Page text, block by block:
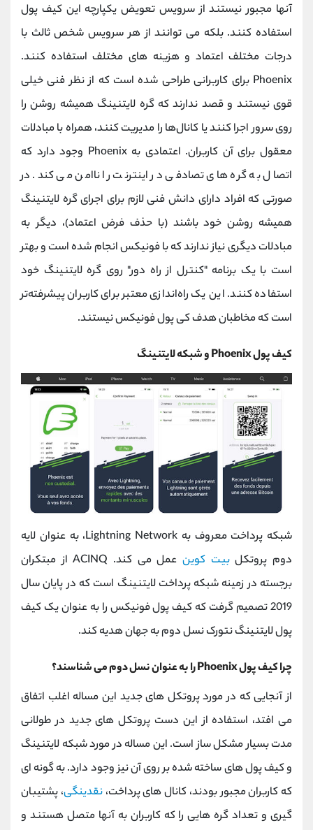
آنها مجبور نیستند از سرویس تعویض یکپارچه این کیف پول
استفاده کنند. بلکه می توانند از هر سرویس شخص ثالث با
درجات مختلف اعتماد و هزینه های مختلف استفاده کنند.
Phoenix برای کاربرانی طراحی شده است که از نظر فنی خیلی
قوی نیستند و قصد ندارند که گره لایتنینگ همیشه روشن را
روی سرور اجرا کنند یا کانال‌ها را مدیریت کنند، همراه با مبادلات
معقول برای آن کاربران. اعتمادی به Phoenix وجود دارد که
اتصال به گره های تصادفی در اینترنت را ناامن می کند. در
صورتی که افراد دارای دانش فنی لازم برای اجرای گره لایتنینگ
همیشه روشن خود باشند (با حذف فرض اعتماد)، دیگر به
مبادلات دیگری نیاز ندارند که با فونیکس انجام شده است و بهتر
است با یک برنامه "کنترل از راه دور" روی گره لایتنینگ خود
استفاده کنند. این یک راه‌اندازی معتبر برای کاربران پیشرفته‌تر
است که مخاطبان هدف کی پول فونیکس نیستند.
کیف پول Phoenix و شبکه لایتنینگ
شبکه پرداخت معروف به Lightning Network، به عنوان لایه
دوم پروتکلبیت کوین
عمل می کند. ACINQ از مبتکران
برجسته در زمینه شبکه پرداخت لایتنینگ است که در پایان سال
2019 تصمیم گرفت که کیف پول فونیکس را به عنوان یک کیف
پول لایتنینگ نتورک نسل دوم به جهان هدیه کند.
چرا کیف پول Phoenix را به عنوان نسل دوم می شناسند؟
از آنجایی که در مورد پروتکل های جدید این مساله اغلب اتفاق
می افتد، استفاده از این دست پروتکل های جدید در طولانی
مدت بسیار مشکل ساز است. این مساله در مورد شبکه لایتنینگ
و کیف پول های ساخته شده بر روی آن نیز وجود دارد. به گونه ای
که کاربران مجبور بودند، کانال های پرداخت،نقدینگی، پشتیبان
گیری و تعداد گره هایی را که کاربران به آنها متصل هستند و